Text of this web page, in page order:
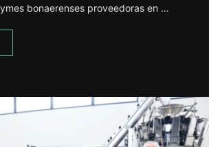
bonaerenses proveedoras en …